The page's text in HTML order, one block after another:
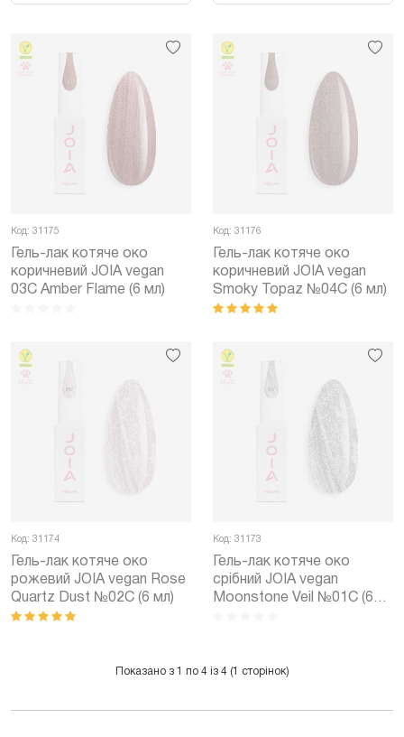
Код: 31175
Гель-лак котяче око
коричневий JOIA vegan
03C Amber Flame (6 мл)
Код: 31176
Гель-лак котяче око
коричневий JOIA vegan
Smoky Topaz №04С (6 мл)
Код: 31174
Гель-лак котяче око
рожевий JOIA vegan Rose
Quartz Dust №02С (6 мл)
Код: 31173
Гель-лак котяче око
срібний JOIA vegan
Moonstone Veil №01С (6
Показано з 1 по 4 із 4 (1 сторінок)